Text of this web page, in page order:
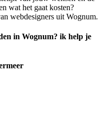
wat het gaat kosten?
webdesigners uit Wognum.
in Wognum? ik help je